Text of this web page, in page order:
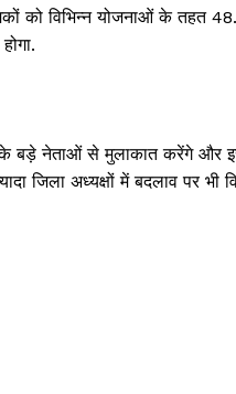
को विभिन्न योजनाओं के तहत
के बड़े नेताओं से मुलाकात करेंगे और
जिला अध्यक्षों में बदलाव पर